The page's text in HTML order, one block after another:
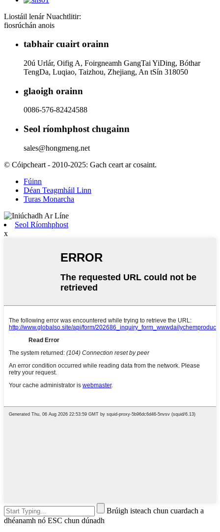
Liostáil lenár Nuachtlitir:
fiosrúchán anois
tabhair cuairt orainn
20ú Urlár, Oifig A, Foirgneamh GangTai YiDing, Bóthar
TengDa, Luqiao, Taizhou, Zhejiang, An tSín 318050
glaoigh orainn
0086-576-82424588
Seol ríomhphost chugainn
sales@hongmeng.net
© Cóipcheart - 2010-2025: Gach ceart ar cosaint.
Fúinn
Déan Teagmháil Linn
Turas Monarcha
Seol Ríomhphost
x
Brúigh isteach chun cuardach a
dhéanamh nó ESC chun dúnadh